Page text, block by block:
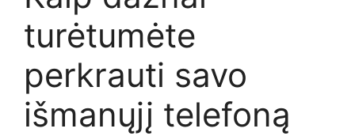
turėtumėte
perkrauti savo
išmanųjį telefoną